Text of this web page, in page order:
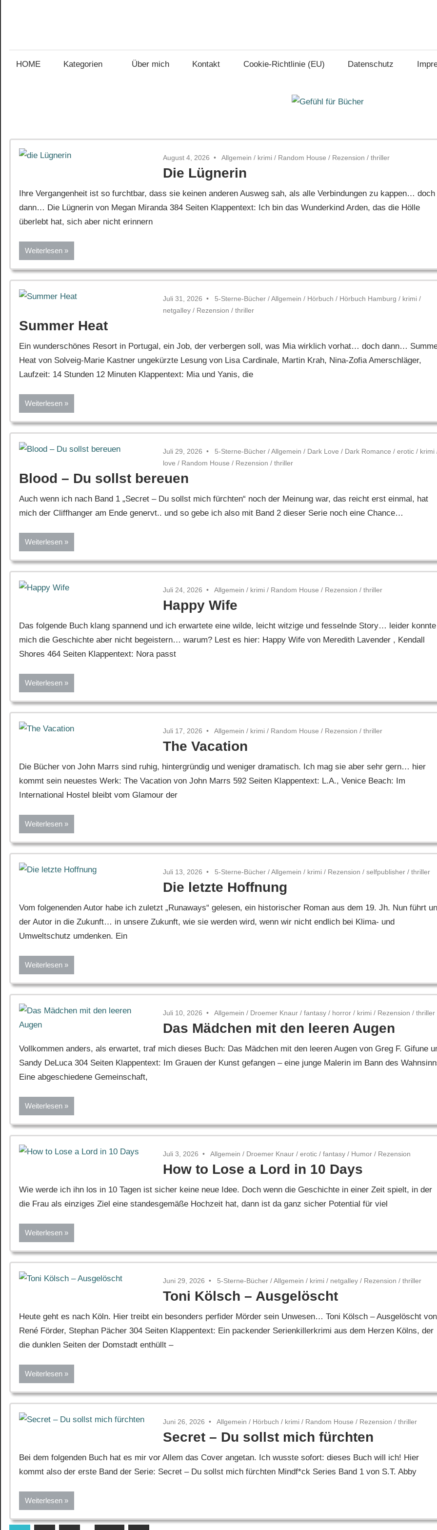
für
HOME Kategorien Über mich Kontakt Cookie-Richtlinie (EU) Datenschutz
August 4, 2026 Allgemein / krimi / Random House / Rezension /thriller
Die Lügnerin
Ihre Vergangenheit ist so furchtbar, dass sie keinen anderen Ausweg sah, als alle Verbindungen zu kappen… doch
dann… Die Lügnerin von Megan Miranda 384 Seiten Klappentext: Ich bin das Wunderkind Arden, das die Hölle
überlebt hat, sich aber nicht erinnern
Weiterlesen
Juli 31, 2026 5-Sterne-Bücher /Allgemein / Hörbuch / Hörbuch Hamburg / krimi /
netgalley / Rezension /thriller
Summer Heat
Ein wunderschönes Resort in Portugal, ein Job, der verbergen soll, was Mia wirklich vorhat… doch dann…
Heat von Solveig-Marie Kastner ungekürzte Lesung von Lisa Cardinale, Martin Krah, Nina-Zofia Amerschläger,
Laufzeit: 14 Stunden 12 Minuten Klappentext: Mia und Yanis, die
Weiterlesen
Juli 29, 2026 5-Sterne-Bücher /Allgemein / Dark Love / Dark Romance /erotic / krimi
love / Random House / Rezension /thriller
Blood – Du sollst bereuen
Auch wenn ich nach Band 1 „Secret – Du sollst mich fürchten“ noch der Meinung war, das reicht erst einmal, hat
mich der Cliffhanger am Ende genervt.. und so gebe ich also mit Band 2 dieser Serie noch eine Chance…
Weiterlesen
Juli 24, 2026 Allgemein / krimi / Random House / Rezension /thriller
Happy Wife
Das folgende Buch klang spannend und ich erwartete eine wilde, leicht witzige und fesselnde Story… leider konnte
mich die Geschichte aber nicht begeistern… warum? Lest es hier: Happy Wife von Meredith Lavender , Kendall
Shores 464 Seiten Klappentext: Nora passt
Weiterlesen
Juli 17, 2026 Allgemein / krimi / Random House / Rezension /thriller
The Vacation
Die Bücher von John Marrs sind ruhig, hintergründig und weniger dramatisch. Ich mag sie aber sehr gern… hier
kommt sein neuestes Werk: The Vacation von John Marrs 592 Seiten Klappentext: L.A., Venice Beach: Im
International Hostel bleibt vom Glamour der
Weiterlesen
Juli 13, 2026 5-Sterne-Bücher /Allgemein / krimi / Rezension /selfpublisher /thriller
Die letzte Hoffnung
Vom folgenenden Autor habe ich zuletzt „Runaways“ gelesen, ein historischer Roman aus dem 19. Jh. Nun führt
der Autor in die Zukunft… in unsere Zukunft, wie sie werden wird, wenn wir nicht endlich bei Klima- und
Umweltschutz umdenken. Ein
Weiterlesen
Juli 10, 2026 Allgemein / Droemer Knaur /fantasy / horror / krimi / Rezension /thriller
Das Mädchen mit den leeren Augen
Vollkommen anders, als erwartet, traf mich dieses Buch: Das Mädchen mit den leeren Augen von Greg F. Gifune
Sandy DeLuca 304 Seiten Klappentext: Im Grauen der Kunst gefangen – eine junge Malerin im Bann des
Eine abgeschiedene Gemeinschaft,
Weiterlesen
Juli 3, 2026 Allgemein / Droemer Knaur /erotic /fantasy / Humor / Rezension
How to Lose a Lord in 10 Days
Wie werde ich ihn los in 10 Tagen ist sicher keine neue Idee. Doch wenn die Geschichte in einer Zeit spielt, in der
die Frau als einziges Ziel eine standesgemäße Hochzeit hat, dann ist da ganz sicher Potential für viel
Weiterlesen
Juni 29, 2026 5-Sterne-Bücher /Allgemein / krimi / netgalley / Rezension /thriller
Toni Kölsch – Ausgelöscht
Heute geht es nach Köln. Hier treibt ein besonders perfider Mörder sein Unwesen… Toni Kölsch – Ausgelöscht von
René Förder, Stephan Pächer 304 Seiten Klappentext: Ein packender Serienkillerkrimi aus dem Herzen Kölns, der
die dunklen Seiten der Domstadt enthüllt –
Weiterlesen
Juni 26, 2026 Allgemein / Hörbuch / krimi / Random House / Rezension /thriller
Secret – Du sollst mich fürchten
Bei dem folgenden Buch hat es mir vor Allem das Cover angetan. Ich wusste sofort: dieses Buch will ich! Hier
kommt also der erste Band der Serie: Secret – Du sollst mich fürchten Mindf*ck Series Band 1 von S.T. Abby
Weiterlesen